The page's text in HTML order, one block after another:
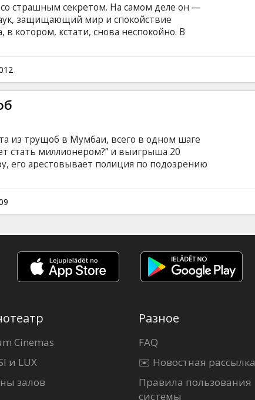
страшным секретом. На самом деле он —
защищающий мир и спокойствие
в котором, кстати, снова неспокойно. В
в жуткого Ящера, нагоняющего страх и
время на свободе оказывается известный
себе новую жертву.
из трущоб в Мумбаи, всего в одном шаге
стать миллионером?” и выигрыша 20
его арестовывает полиция по подозрению
рассказывает печальную историю
вместе с братом, о стычках с
любви. Каждая глава личной
Cinemas
и LUX
залов
Разное
FAQ
✉️ Новостная рассылка
Правила пользования
системы